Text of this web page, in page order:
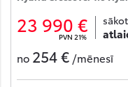
23 990 €
PVN 21%
no 254 € /mēnesī